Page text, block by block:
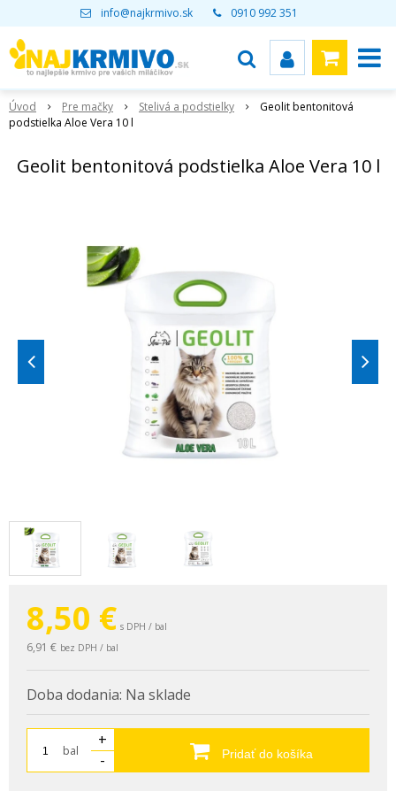
info@najkrmivo.sk 0910 992 351
Úvod Pre mačky Stelivá a podstielky
Geolit bentonitová
podstielka Aloe Vera 10 l
Geolit bentonitová podstielka Aloe Vera 10 l
8,50 € s DPH / bal
6,91 € bez DPH / bal
Doba dodania: Na sklade
bal
+
-
Pridať do košíka